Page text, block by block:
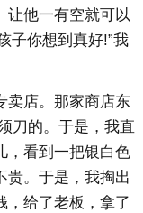
让他一有空就可以
子你想到真好!”我
卖店。那家商店东
刀的。于是，我直
，看到一把银白色
贵。于是，我掏出
，给了老板，拿了